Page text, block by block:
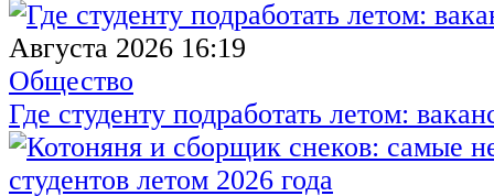
Августа 2026 16:19
Общество
Где студенту подработать летом: